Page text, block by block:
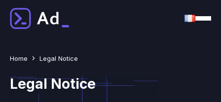
Home Legal Notice
Legal Notice